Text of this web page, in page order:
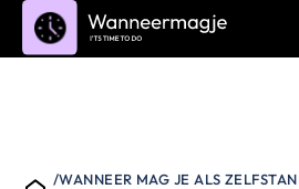
/WANNEER MAG JE ALS